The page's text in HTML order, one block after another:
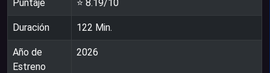
Puntaje ⭐ 8.19/10
Duración 122 Min.
Año de
Estreno
2026